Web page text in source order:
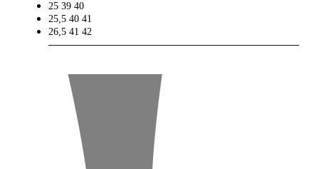
25 39 40
25,5 40 41
26,5 41 42